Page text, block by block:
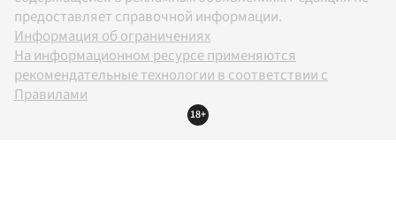
предоставляет справочной информации.
Информация об ограничениях
На информационном ресурсе применяются
рекомендательные технологии в соответствии с
Правилами
18+